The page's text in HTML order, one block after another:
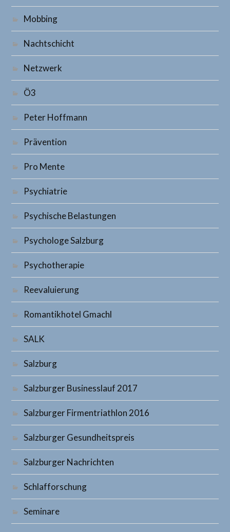
Mobbing
Nachtschicht
Netzwerk
Ö3
Peter Hoffmann
Prävention
Pro Mente
Psychiatrie
Psychische Belastungen
Psychologe Salzburg
Psychotherapie
Reevaluierung
Romantikhotel Gmachl
SALK
Salzburg
Salzburger Businesslauf 2017
Salzburger Firmentriathlon 2016
Salzburger Gesundheitspreis
Salzburger Nachrichten
Schlafforschung
Seminare